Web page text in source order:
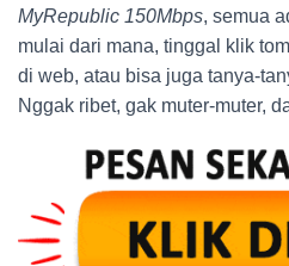
MyRepublic 150Mbps, semua
mulai dari mana, tinggal klik
di web, atau bisa juga tanya-
Nggak ribet, gak muter-muter,